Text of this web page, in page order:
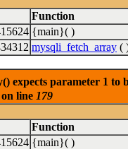
Function
{main}( )
mysqli_fetch_array (
expects parameter 1 to
line 179
Function
{main}( )